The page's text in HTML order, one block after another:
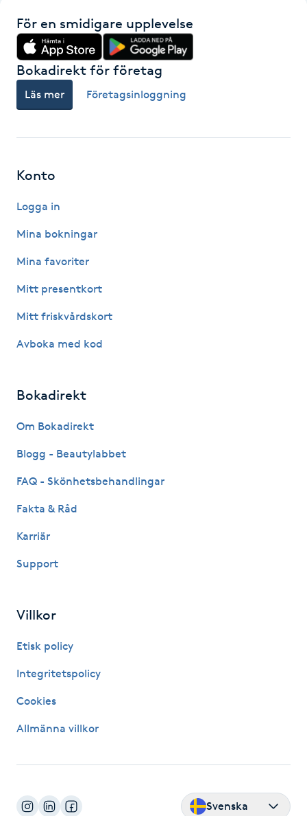
Hårvård
Hälsa
Hälsprickor
IR-massage
Japansk massage
K
Kemisk peeling
Keratinbehandling
Kinesisk medicin
Klangmassage
Klippning
Koppningsmassage
För en smidigare upplevelse
Bokadirekt för företag
Läs mer Företagsinloggning
Konto
Logga in
Mina bokningar
Mina favoriter
Mitt presentkort
Mitt friskvårdskort
Avboka med kod
Bokadirekt
Om Bokadirekt
Blogg - Beautylabbet
FAQ - Skönhetsbehandlingar
Fakta & Råd
Karriär
Support
Villkor
Etisk policy
Integritetspolicy
Cookies
Allmänna villkor
Svenska